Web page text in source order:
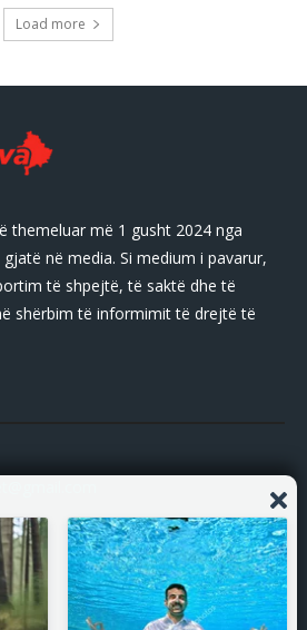
Load more
themeluar më 1 gusht 2024 nga
në media. Si medium i pavarur,
të shpejtë, të saktë dhe të
shërbim të informimit të drejtë të